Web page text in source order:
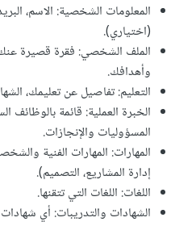
المعلومات الشخصية: الاسم،
(اختياري).
الملف الشخصي: فقرة قصيرة
وأهدافك.
التعليم: تفاصيل عن تعليمك،
الخبرة العملية: قائمة بالوظائف
المسؤوليات والإنجازات.
المهارات: المهارات الفنية
إدارة المشاريع، التصميم).
اللغات: اللغات التي تتقنها.
الشهادات والتدريبات: أي